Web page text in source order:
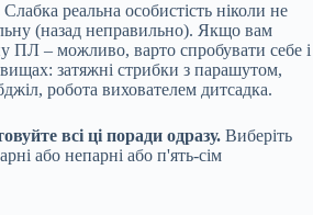
Слабка реальна особистість ніколи не
(назад неправильно). Якщо вам
ПЛ – можливо, варто спробувати себе і
затяжні стрибки з парашутом,
робота вихователем дитсадка.
всі ці поради одразу. Виберіть
або непарні або п'ять-сім